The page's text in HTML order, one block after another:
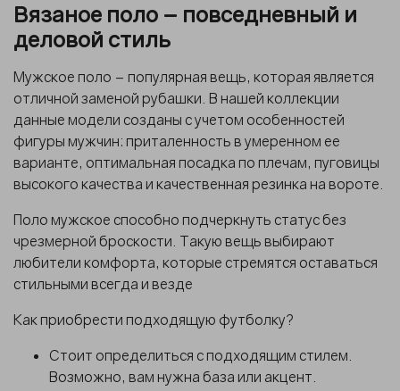
Вязаное поло – повседневный и
деловой стиль
Мужское поло – популярная вещь, которая является
отличной заменой рубашки. В нашей коллекции
данные модели созданы с учетом особенностей
фигуры мужчин: приталенность в умеренном ее
варианте, оптимальная посадка по плечам, пуговицы
высокого качества и качественная резинка на вороте.
Поло мужское способно подчеркнуть статус без
чрезмерной броскости. Такую вещь выбирают
любители комфорта, которые стремятся оставаться
стильными всегда и везде
Как приобрести подходящую футболку?
Стоит определиться с подходящим стилем.
Возможно, вам нужна база или акцент.